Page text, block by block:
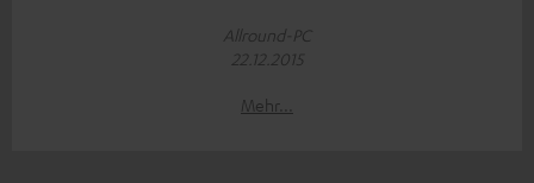
Allround-PC
22.12.2015
Mehr...